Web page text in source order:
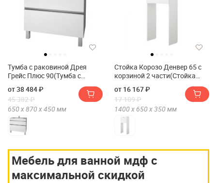
Тумба с раковиной Дрея
Грейс Плюс 90(Тумба с
раковиной DREJA GRACE
PLUS 90)
от 38 484 ₽
45 382 ₽
650 х870 х450 мм
Стойка Корозо Денвер 65 с
корзиной 2 части(Стойка
Corozo Денвер 65 с корзиной
2 части)
от 16 167 ₽
17 109 ₽
1400 х 650 х350 мм
Мебель для ванной мдф с
максимальной скидкой